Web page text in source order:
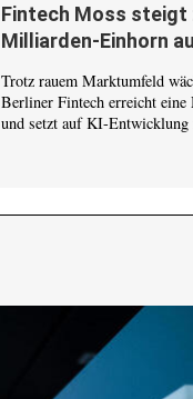
Fintech Moss steigt
Milliarden-Einhorn
Trotz rauem Marktumfeld
Berliner Fintech erreicht
und setzt auf KI-Entwicklung